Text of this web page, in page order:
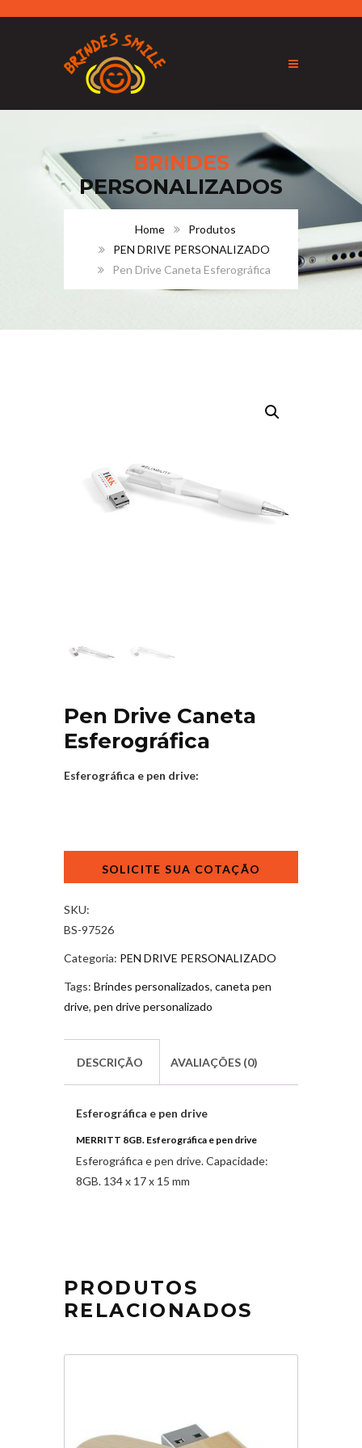
BRINDES
PERSONALIZADOS
Home
Produtos
PEN DRIVE PERSONALIZADO
Pen Drive Caneta Esferográfica
Pen Drive Caneta
Esferográfica
Esferográfica e pen drive:
quantidade
SKU:
BS-97526
Categoria: PEN DRIVE PERSONALIZADO
Tags: Brindes personalizados, caneta pen
drive, pen drive personalizado
DESCRIÇÃO AVALIAÇÕES (0)
Esferográfica e pen drive
MERRITT 8GB. Esferográfica e pen drive
Esferográfica e pen drive. Capacidade:
8GB. 134 x 17 x 15 mm
PRODUTOS
RELACIONADOS